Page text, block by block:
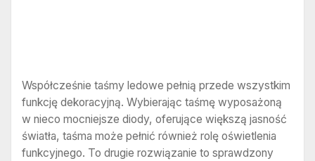
Współcześnie taśmy ledowe pełnią przede wszystkim
funkcję dekoracyjną. Wybierając taśmę wyposażoną
w nieco mocniejsze diody, oferujące większą jasność
światła, taśma może pełnić również rolę oświetlenia
funkcyjnego. To drugie rozwiązanie to sprawdzony